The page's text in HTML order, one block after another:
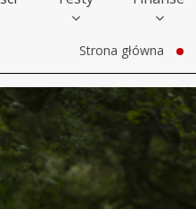
Strona główna